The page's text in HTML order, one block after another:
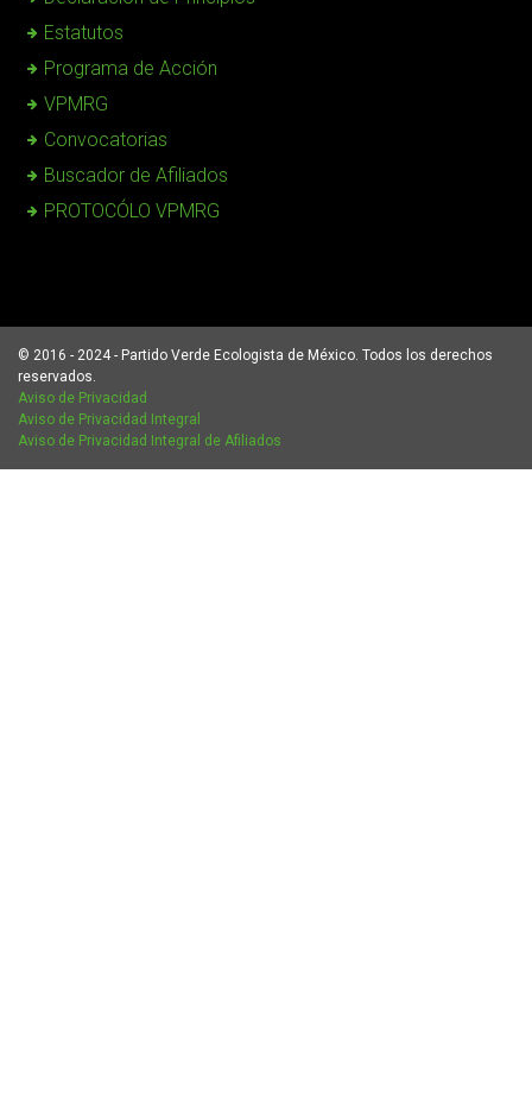
Estatutos
Programa de Acción
VPMRG
Convocatorias
Buscador de Afiliados
PROTOCÓLO VPMRG
© 2016 - 2024 - Partido Verde Ecologista de México. Todos los derechos
reservados.
Aviso de Privacidad
Aviso de Privacidad Integral
Aviso de Privacidad Integral de Afiliados